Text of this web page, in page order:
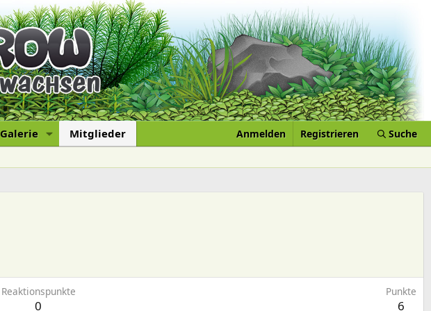
Galerie Mitglieder Anmelden Registrieren Suche
Reaktionspunkte
0
Punkte
6